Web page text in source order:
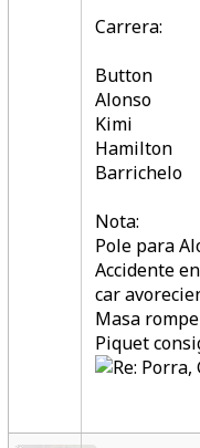
Carrera:
Button
Alonso
Kimi
Hamilton
Barrichelo
Nota:
Pole para
Accidente
car
Masa
Piquet